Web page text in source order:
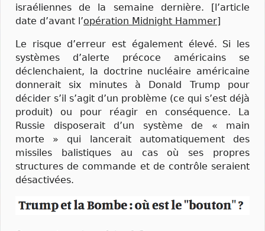
israéliennes de la semaine dernière. [l’article
date d’avant l’opération Midnight Hammer]
Le risque d’erreur est également élevé. Si les
systèmes d’alerte précoce américains se
déclenchaient, la doctrine nucléaire américaine
donnerait six minutes à Donald Trump pour
décider s’il s’agit d’un problème (ce qui s’est déjà
produit) ou pour réagir en conséquence. La
Russie disposerait d’un système de « main
morte » qui lancerait automatiquement des
missiles balistiques au cas où ses propres
structures de commande et de contrôle seraient
désactivées.